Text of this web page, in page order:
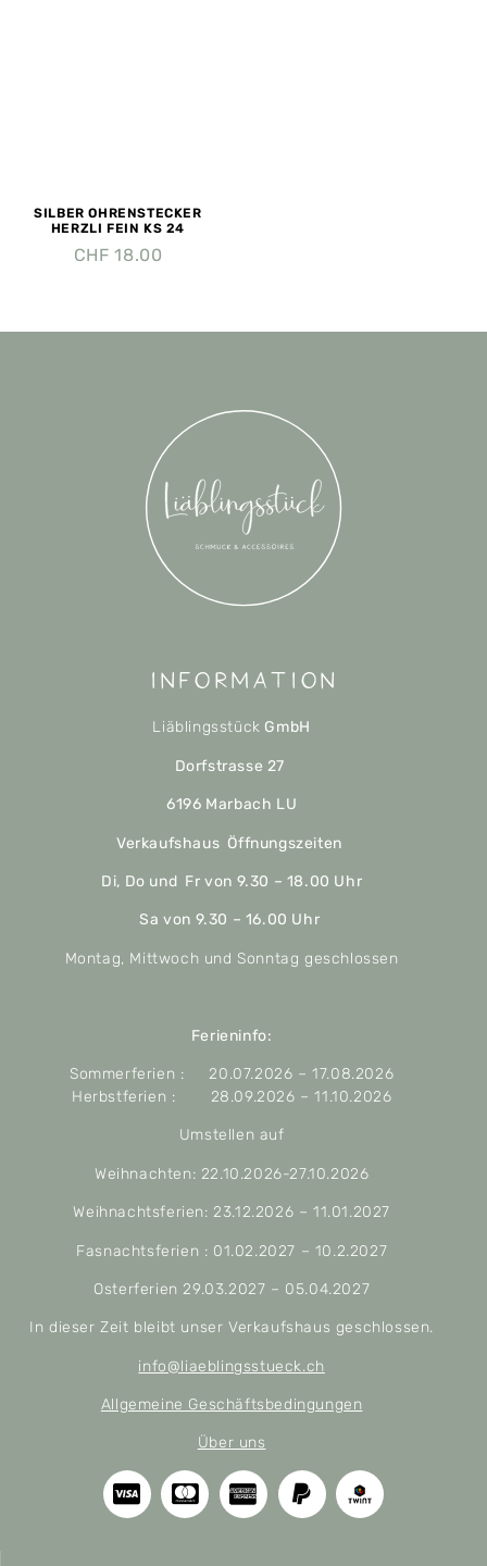
SILBER OHRENSTECKER
HERZLI FEIN KS 24
CHF 18.00
Information
Liäblingsstück GmbH
Dorfstrasse 27
6196 Marbach LU
Verkaufshaus Öffnungszeiten
Di, Do und Fr von 9.30 – 18.00 Uhr
Sa von 9.30 – 16.00 Uhr
Montag, Mittwoch und Sonntag geschlossen
Ferieninfo:
Sommerferien : 20.07.2026 – 17.08.2026
Herbstferien : 28.09.2026 – 11.10.2026
Umstellen auf
Weihnachten: 22.10.2026-27.10.2026
Weihnachtsferien: 23.12.2026 – 11.01.2027
Fasnachtsferien : 01.02.2027 – 10.2.2027
Osterferien 29.03.2027 – 05.04.2027
In dieser Zeit bleibt unser Verkaufshaus geschlossen.
info@liaeblingsstueck.ch
Allgemeine Geschäftsbedingungen
Über uns